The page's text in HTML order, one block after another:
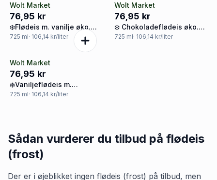
Wolt Market
76,95 kr
❄️Flødeis m. vanilje øko.
Hansens
725 ml· 106,14 kr/liter
Wolt Market
76,95 kr
❄️ Chokoladeflødeis øko.
Hansens
725 ml· 106,14 kr/liter
Wolt Market
76,95 kr
❄️Vaniljeflødeis m.
chokoladestykker øko.
725 ml· 106,14 kr/liter
Sådan vurderer du tilbud på flødeis
(frost)
Der er i øjeblikket ingen flødeis (frost) på tilbud, men